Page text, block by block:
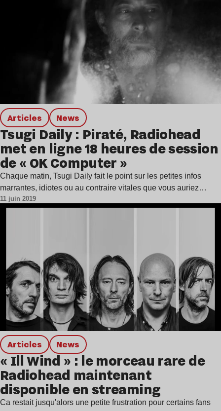
Articles news
Tsugi Daily : Piraté, Radiohead
met en ligne 18 heures de session
de « OK Computer »
Chaque matin, Tsugi Daily fait le point sur les petites infos
marrantes, idiotes ou au contraire vitales que vous auriez…
11 juin 2019
Articles news
« Ill Wind » : le morceau rare de
Radiohead maintenant
disponible en streaming
Ca restait jusqu'alors une petite frustration pour certains fans